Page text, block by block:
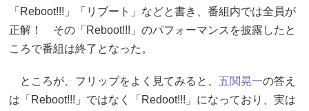
「Reboot!!!」「リブート」などと書き、番組内では全員が
正解！ その「Reboot!!!」のパフォーマンスを披露したと
ころで番組は終了となった。
ところが、フリップをよく見てみると、 五関晃一の答え
は「Reboot!!!」ではなく「Redoot!!!」になっており、実は